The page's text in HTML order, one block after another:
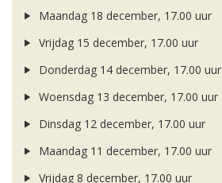
Maandag 18 december, 17.00 uur
Vrijdag 15 december, 17.00 uur
Donderdag 14 december, 17.00 uur
Woensdag 13 december, 17.00 uur
Dinsdag 12 december, 17.00 uur
Maandag 11 december, 17.00 uur
Vrijdag 8 december, 17.00 uur